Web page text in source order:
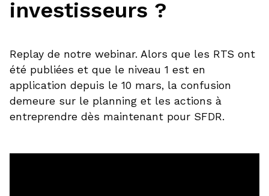
investisseurs ?
Replay de notre webinar. Alors que les RTS ont
été publiées et que le niveau 1 est en
application depuis le 10 mars, la confusion
demeure sur le planning et les actions à
entreprendre dès maintenant pour SFDR.